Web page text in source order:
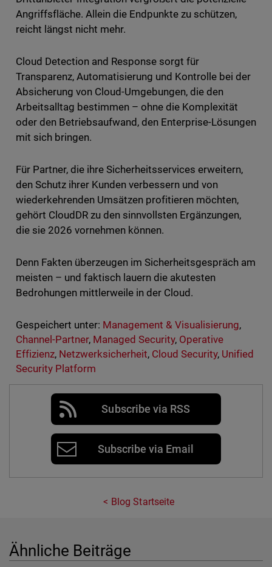
Angriffsfläche. Allein die Endpunkte zu schützen,
reicht längst nicht mehr.
Cloud Detection and Response sorgt für
Transparenz, Automatisierung und Kontrolle bei der
Absicherung von Cloud-Umgebungen, die den
Arbeitsalltag bestimmen – ohne die Komplexität
oder den Betriebsaufwand, den Enterprise-Lösungen
mit sich bringen.
Für Partner, die ihre Sicherheitsservices erweitern,
den Schutz ihrer Kunden verbessern und von
wiederkehrenden Umsätzen profitieren möchten,
gehört CloudDR zu den sinnvollsten Ergänzungen,
die sie 2026 vornehmen können.
Denn Fakten überzeugen im Sicherheitsgespräch am
meisten – und faktisch lauern die akutesten
Bedrohungen mittlerweile in der Cloud.
Gespeichert unter: Management & Visualisierung,
Channel-Partner, Managed Security, Operative
Effizienz, Netzwerksicherheit, Cloud Security, Unified
Security Platform
Subscribe via RSS
Subscribe via Email
Blog Startseite
Ähnliche Beiträge